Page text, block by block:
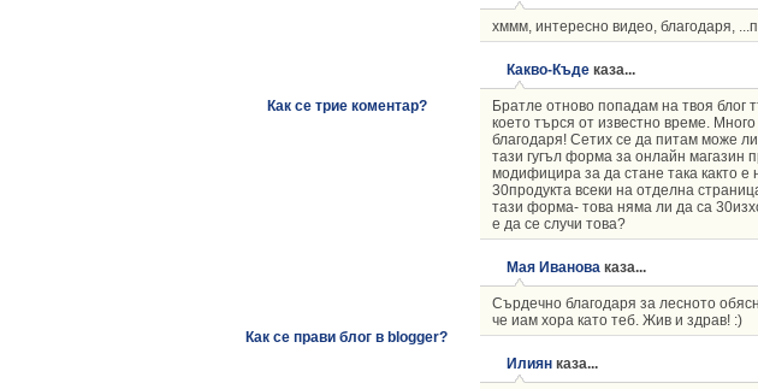
Как се трие коментар?
Как се прави блог в blogger?
хммм, интересно видео, благодаря,
Какво-Къде каза...
Братле отново попадам на твоя блог
което търся от известно време.
благодаря! Сетих се да питам може
тази гугъл форма за онлайн магазин
модифицира за да стане така както
30продукта всеки на отделна
тази форма- това няма ли да са
е да се случи това?
Мая Иванова каза...
Сърдечно благодаря за лесното
че иам хора като теб. Жив и здрав! :)
Илиян каза...